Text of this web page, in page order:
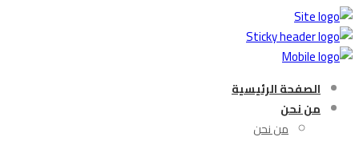
الصفحة الرئيسية
من نحن
من نحن